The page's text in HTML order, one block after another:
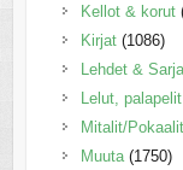
Kellot & korut
Kirjat (1086)
Lehdet &
Lelut, palapelit
Mitalit/Pokaalit
Muuta (1750)